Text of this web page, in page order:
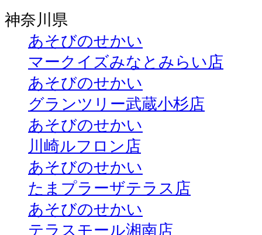
神奈川県
あそびのせかい
マークイズみなとみらい店
あそびのせかい
グランツリー武蔵小杉店
あそびのせかい
川崎ルフロン店
あそびのせかい
たまプラーザテラス店
あそびのせかい
テラスモール湘南店